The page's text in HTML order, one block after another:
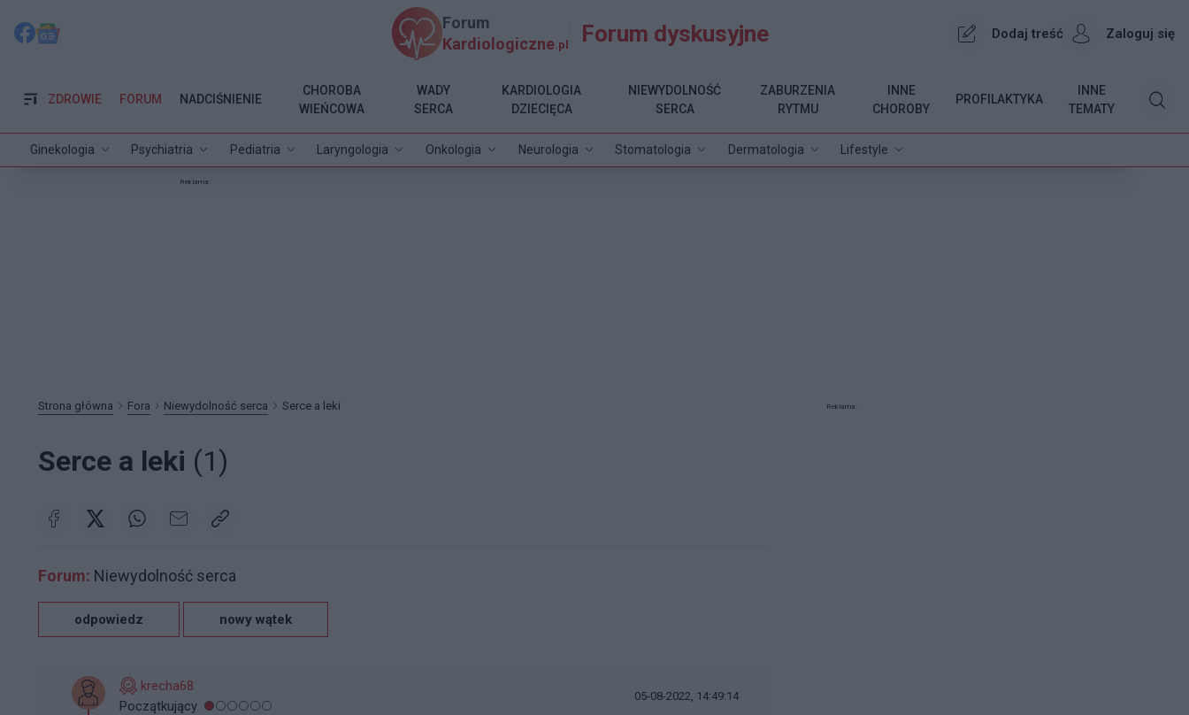
Forum
Kardiologiczne .pl Forum dyskusyjne Dodaj treść Zaloguj się
ZDROWIE
Ginekologia Psychiatria Pediatria Laryngologia Onkologia Neurologia Stomatologia Dermatologia Lifestyle
FORUM NADCIŚNIENIE
CHOROBA
WIEŃCOWA
WADY
SERCA
KARDIOLOGIA
DZIECIĘCA
NIEWYDOLNOŚĆ
SERCA
ZABURZENIA
RYTMU
INNE
CHOROBY
PROFILAKTYKA
INNE
TEMATY
Reklama:
Strona główna Fora Niewydolność serca Serce a leki
Serce a leki (1)
Forum: Niewydolność serca
odpowiedz nowy wątek
krecha68
Początkujący
05-08-2022, 14:49:14
Reklama: